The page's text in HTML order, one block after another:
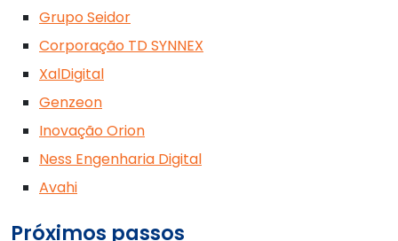
Grupo Seidor
Corporação TD SYNNEX
XalDigital
Genzeon
Inovação Orion
Ness Engenharia Digital
Avahi
Próximos passos